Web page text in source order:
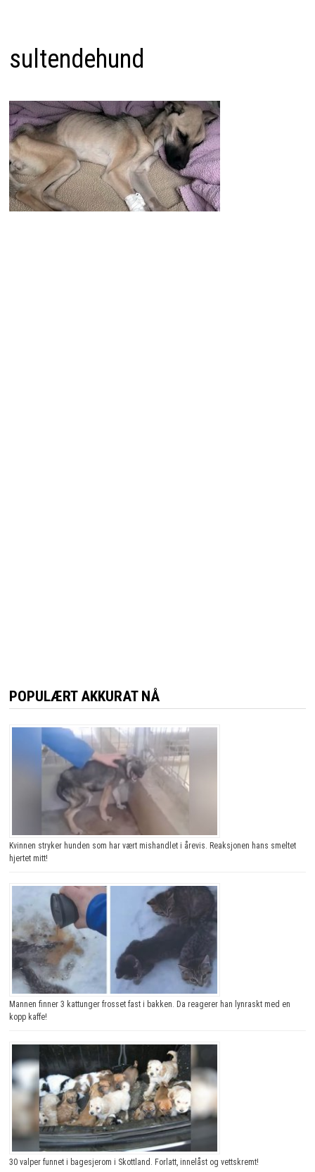
sultendehund
POPULÆRT AKKURAT NÅ
Kvinnen stryker hunden som har vært mishandlet i årevis. Reaksjonen hans smeltet
hjertet mitt!
Mannen finner 3 kattunger frosset fast i bakken. Da reagerer han lynraskt med en
kopp kaffe!
30 valper funnet i bagesjerom i Skottland. Forlatt, innelåst og vettskremt!